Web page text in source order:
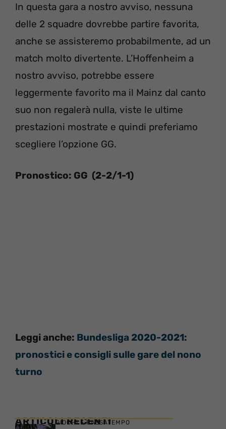
In questa gara a nostro avviso, nessuna
delle 2 squadre dovrebbe partire favorita,
anche se assisteremo probabilmente, ad un
match molto divertente. L’Hoffenheim a
nostro avviso, potrebbe essere
leggermente favorito ma il Mainz dal canto
suo non regalerà nulla, viste le ultime
prestazioni mostrate e quindi preferiamo
scegliere l’opzione GG.
Pronostico: GG (2-2/1-1)
Leggi anche: Bundesliga 2020-2021:
pronostici e consigli sulle gare del nono
turno
ARTICOLI RECENTI
GIOCHI E PASSATEMPO